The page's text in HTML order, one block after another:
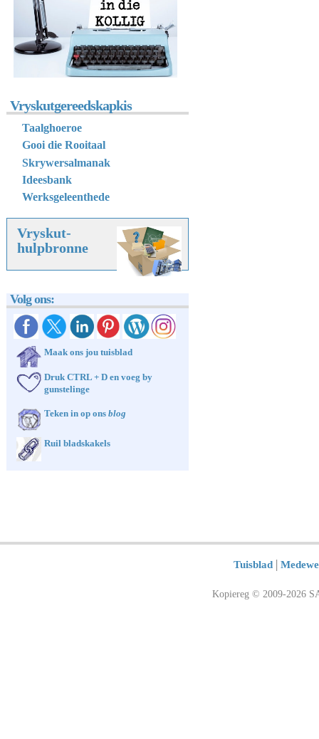
Vryskutgereedskapkis
Taalghoeroe
Gooi die Rooitaal
Skrywersalmanak
Ideesbank
Werksgeleenthede
Vryskut-
hulpbronne
Volg ons:
Maak ons jou tuisblad
Druk CTRL + D en voeg by
gunstelinge
Teken in op ons blog
Ruil bladskakels
Tuisblad |
Kopiereg © 2009-2026